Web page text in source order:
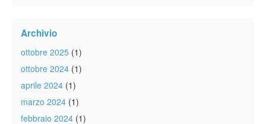
Archivio
ottobre 2025 (1)
ottobre 2024 (1)
aprile 2024 (1)
marzo 2024 (1)
febbraio 2024 (1)